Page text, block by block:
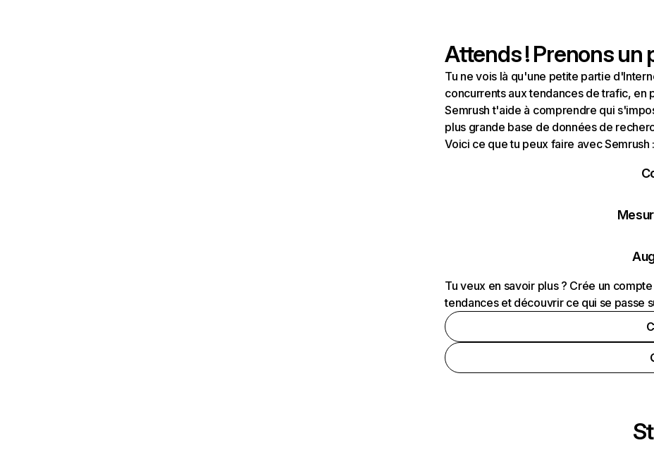
Attends ! Prenons un
Tu ne vois là qu'une petite partie
concurrents aux tendances de trafic, en
Semrush t'aide à comprendre qui
plus grande base de données de
Voici ce que tu peux faire avec Semrush
Tu veux en savoir plus ? Crée un
tendances et découvrir ce qui se passe